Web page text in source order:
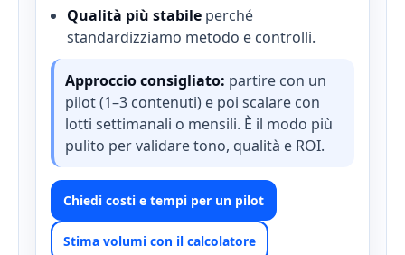
Qualità più stabile perché
standardizziamo metodo e controlli.
Approccio consigliato: partire con un
pilot (1–3 contenuti) e poi scalare con
lotti settimanali o mensili. È il modo più
pulito per validare tono, qualità e ROI.
Chiedi costi e tempi per un pilot
Stima volumi con il calcolatore